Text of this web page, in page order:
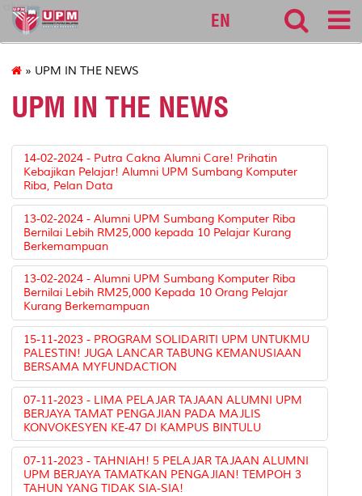
alumni
EN
» UPM IN THE NEWS
UPM IN THE NEWS
14-02-2024 - Putra Cakna Alumni Care! Prihatin
Kebajikan Pelajar! Alumni UPM Sumbang Komputer
Riba, Pelan Data
13-02-2024 - Alumni UPM Sumbang Komputer Riba
Bernilai Lebih RM25,000 kepada 10 Pelajar Kurang
Berkemampuan
13-02-2024 - Alumni UPM Sumbang Komputer Riba
Bernilai Lebih RM25,000 Kepada 10 Orang Pelajar
Kurang Berkemampuan
15-11-2023 - PROGRAM SOLIDARITI UPM UNTUKMU
PALESTIN! JUGA LANCAR TABUNG KEMANUSIAAN
BERSAMA MYFUNDACTION
07-11-2023 - LIMA PELAJAR TAJAAN ALUMNI UPM
BERJAYA TAMAT PENGAJIAN PADA MAJLIS
KONVOKESYEN KE-47 DI KAMPUS BINTULU
07-11-2023 - TAHNIAH! 5 PELAJAR TAJAAN ALUMNI
UPM BERJAYA TAMATKAN PENGAJIAN! TEMPOH 3
TAHUN YANG TIDAK SIA-SIA!